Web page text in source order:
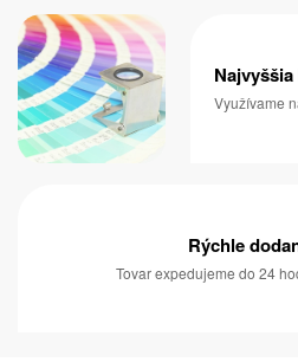
Využívame
Rýchle
Tovar expedujeme do 24